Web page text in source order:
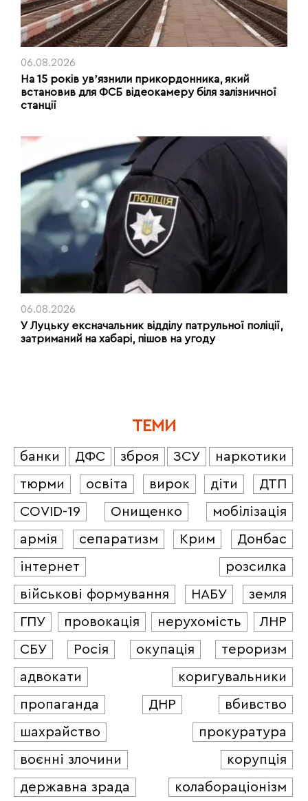
06.08.2026
На 15 років увʼязнили прикордонника, який
встановив для ФСБ відеокамеру біля залізничної
станції
06.08.2026
У Луцьку ексначальник відділу патрульної поліції,
затриманий на хабарі, пішов на угоду
ТЕМИ
банки ДФС зброя ЗСУ
наркотики
тюрми
освіта вирок діти
ДТП
COVID-19
Онищенко
мобілізація
армія
сепаратизм Крим
Донбас
інтернет
розсилка
військові формування
НАБУ
земля
ГПУ
провокація нерухомість
ЛНР
СБУ
Росія окупація
тероризм
адвокати
коригувальники
пропаганда
ДНР
вбивство
шахрайство
прокуратура
воєнні злочини
корупція
державна зрада
колабораціонізм